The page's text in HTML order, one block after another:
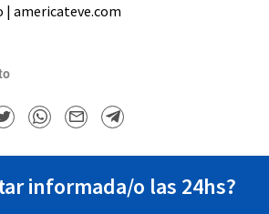
| americateve.com
informada/o las 24hs?